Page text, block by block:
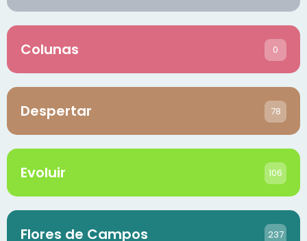
Colunas 0
Despertar 78
Evoluir 106
Flores de Campos 237